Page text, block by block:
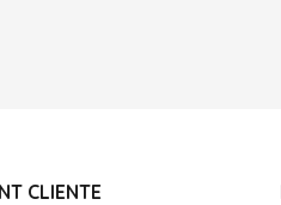
CLIENTE